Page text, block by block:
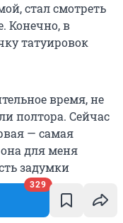
329
стал смотреть
Конечно, в
татуировок
время, не
полтора. Сейчас
— самая
для меня
задумки
выбора
— кризис жанра,
много и